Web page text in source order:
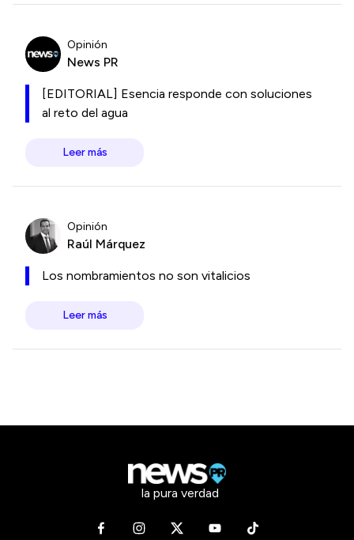
Opinión
News PR
[EDITORIAL] Esencia responde con soluciones
al reto del agua
Leer más
Opinión
Raúl Márquez
Los nombramientos no son vitalicios
Leer más
la pura verdad